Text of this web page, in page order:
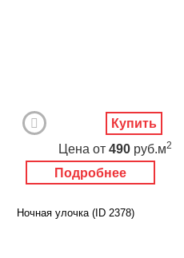
Подробнее
Цена от 490 руб.м2
Купить
Ночная улочка (ID 2378)